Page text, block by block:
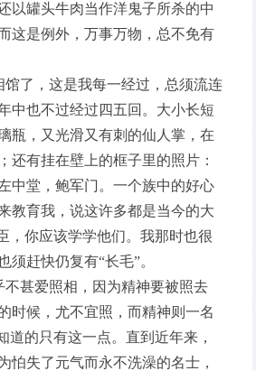
以罐头牛肉当作洋鬼子所杀的中
这是例外，万事万物，总不免有
馆了，这是我每一经过，总须流连
中也不过经过四五回。大小长短
瓶，又光滑又有刺的仙人掌，在
还有挂在壁上的框子里的照片：
中堂，鲍军门。一个族中的好心
教育我，说这许多都是当今的大
，你应该学学他们。我那时也很
须赶快仍复有“长毛”。
不甚爱照相，因为精神要被照去
时候，尤不宜照，而精神则一名
道的只有这一点。直到近年来，
怕失了元气而永不洗澡的名士，